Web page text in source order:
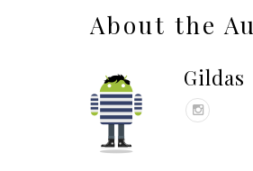
About the
Gildas